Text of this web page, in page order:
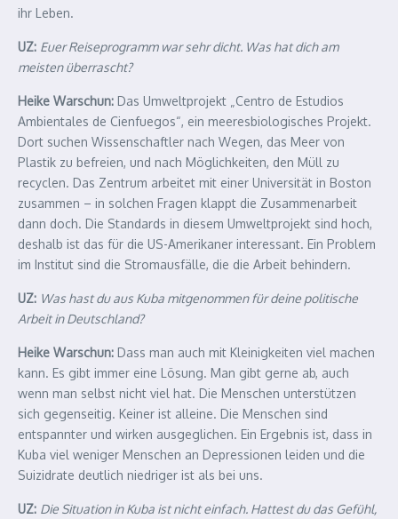
ihr Leben.
UZ: Euer Reiseprogramm war sehr dicht. Was hat dich am
meisten überrascht?
Heike Warschun: Das Umweltprojekt „Centro de Estudios
Ambientales de Cienfuegos“, ein meeresbiologisches Projekt.
Dort suchen Wissenschaftler nach Wegen, das Meer von
Plastik zu befreien, und nach Möglichkeiten, den Müll zu
recyclen. Das Zentrum arbeitet mit einer Universität in Boston
zusammen – in solchen Fragen klappt die Zusammenarbeit
dann doch. Die Standards in diesem Umweltprojekt sind hoch,
deshalb ist das für die US-Amerikaner interessant. Ein Problem
im Institut sind die Stromausfälle, die die Arbeit behindern.
UZ: Was hast du aus Kuba mitgenommen für deine politische
Arbeit in Deutschland?
Heike Warschun: Dass man auch mit Kleinigkeiten viel machen
kann. Es gibt immer eine Lösung. Man gibt gerne ab, auch
wenn man selbst nicht viel hat. Die Menschen unterstützen
sich gegenseitig. Keiner ist alleine. Die Menschen sind
entspannter und wirken ausgeglichen. Ein Ergebnis ist, dass in
Kuba viel weniger Menschen an Depressionen leiden und die
Suizidrate deutlich niedriger ist als bei uns.
UZ: Die Situation in Kuba ist nicht einfach. Hattest du das Gefühl,